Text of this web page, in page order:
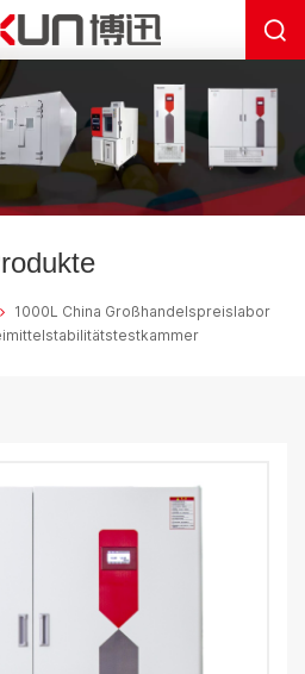
1000L China Großhandelspreislabor